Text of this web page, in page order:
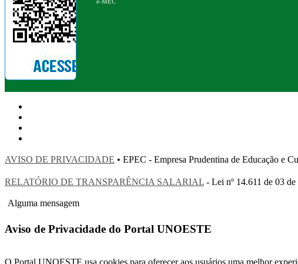
AVISO DE PRIVACIDADE • EPEC - Empresa Prudentina de Educação
RELATÓRIO DE TRANSPARÊNCIA SALARIAL - Lei nº 14.611 de 03
Alguma mensagem
Aviso de Privacidade do Portal UNOESTE